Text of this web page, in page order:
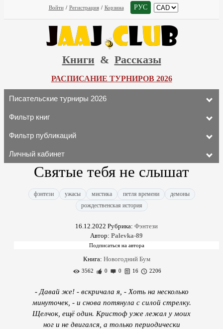
Войти / Регистрация / Корзина РУС
Книги & Рассказы
РАСПИСАНИЕ ТУРНИРОВ 2026
Писательские турниры 2026
Фильтр книг
Фильтр публикаций
Личный кабинет
Святые тебя не слышат
фэнтези ужасы мистика петля времени
демоны
рождественская история
16.12.2022 Рубрика: Фэнтези
Автор: Palevka-89
Книга: Новогодний Бум
3562 0 0 16 2206
- Давай же! - вскричала я, - Хоть на несколько
минуточек, - и снова потянула с силой стрелку.
Щелчок, ещё один. Кристоф уже лежал у моих
ног и не двигался, а только периодически